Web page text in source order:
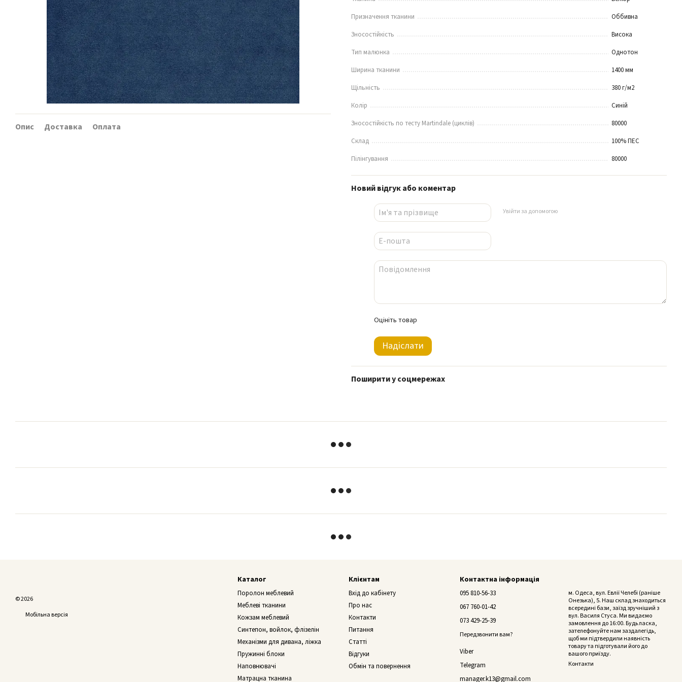
Опис Доставка Оплата
Призначення тканини
Оббивна
Зносостійкість
Висока
Тип малюнка
Однотон
Ширина тканини
1400 мм
Щільність
380 г/м2
Колір
Синій
Зносостійкість по тесту Martindale (циклів)
80000
Склад
100% ПЕС
Пілінгування
80000
Новий відгук або коментар
Увійти за допомогою
Оцініть товар
Надіслати
Поширити у соцмережах
© 2026
Мобільна версія
Каталог
Поролон меблевий
Меблеві тканини
Кожзам меблевий
Синтепон, войлок, флізелін
Механізми для дивана, ліжка
Пружинні блоки
Наповнювачі
Матрацна тканина
Клієнтам
Вхід до кабінету
Про нас
Контакти
Питання
Статті
Відгуки
Обмін та повернення
Контактна інформація
095 810-56-33
067 760-01-42
073 429-25-39
Передзвонити вам?
Viber
Telegram
manager.k13@gmail.com
м. Одеса, вул. Евлії Челебі (раніше
Онезька), 5. Наш склад знаходиться
всередині бази, заїзд зручніший з
вул. Василя Стуса. Ми видаємо
замовлення до 16:00. Будь ласка,
зателефонуйте нам заздалегідь,
щоб ми підтвердили наявність
товару та підготували його до
вашого приїзду.
Контакти